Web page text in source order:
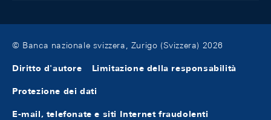
© Banca nazionale svizzera, Zurigo (Svizzera) 2026
Diritto d'autore Limitazione della responsabilità
Protezione dei dati
E-mail, telefonate e siti Internet fraudolenti